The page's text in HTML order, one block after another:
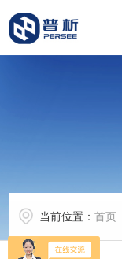
当前位置：首页